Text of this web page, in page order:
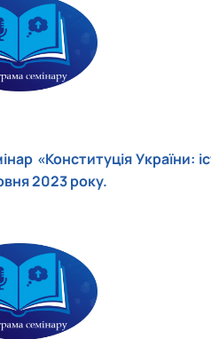
«Конституція України:
2023 року.